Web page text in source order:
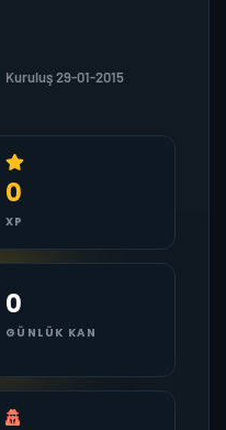
Kuruluş 29-01-2015
0
XP
0
GÜNLÜK KAN